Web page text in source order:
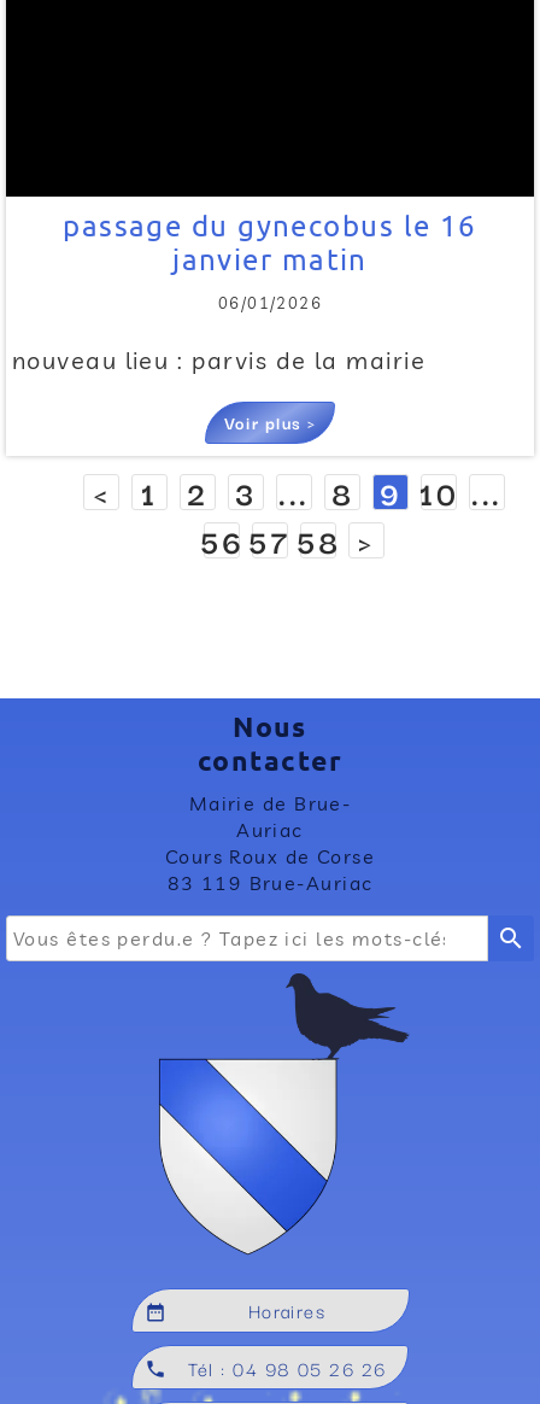
passage du gynecobus le 16
janvier matin
06/01/2026
nouveau lieu : parvis de la mairie
Voir plus >
< 1 2 3 ... 8 9 10 ...
56 57 58 >
Nous
contacter
Mairie de Brue-
Auriac
Cours Roux de Corse
83 119 Brue-Auriac
search
date_range Horaires
local_phone Tél : 04 98 05 26 26